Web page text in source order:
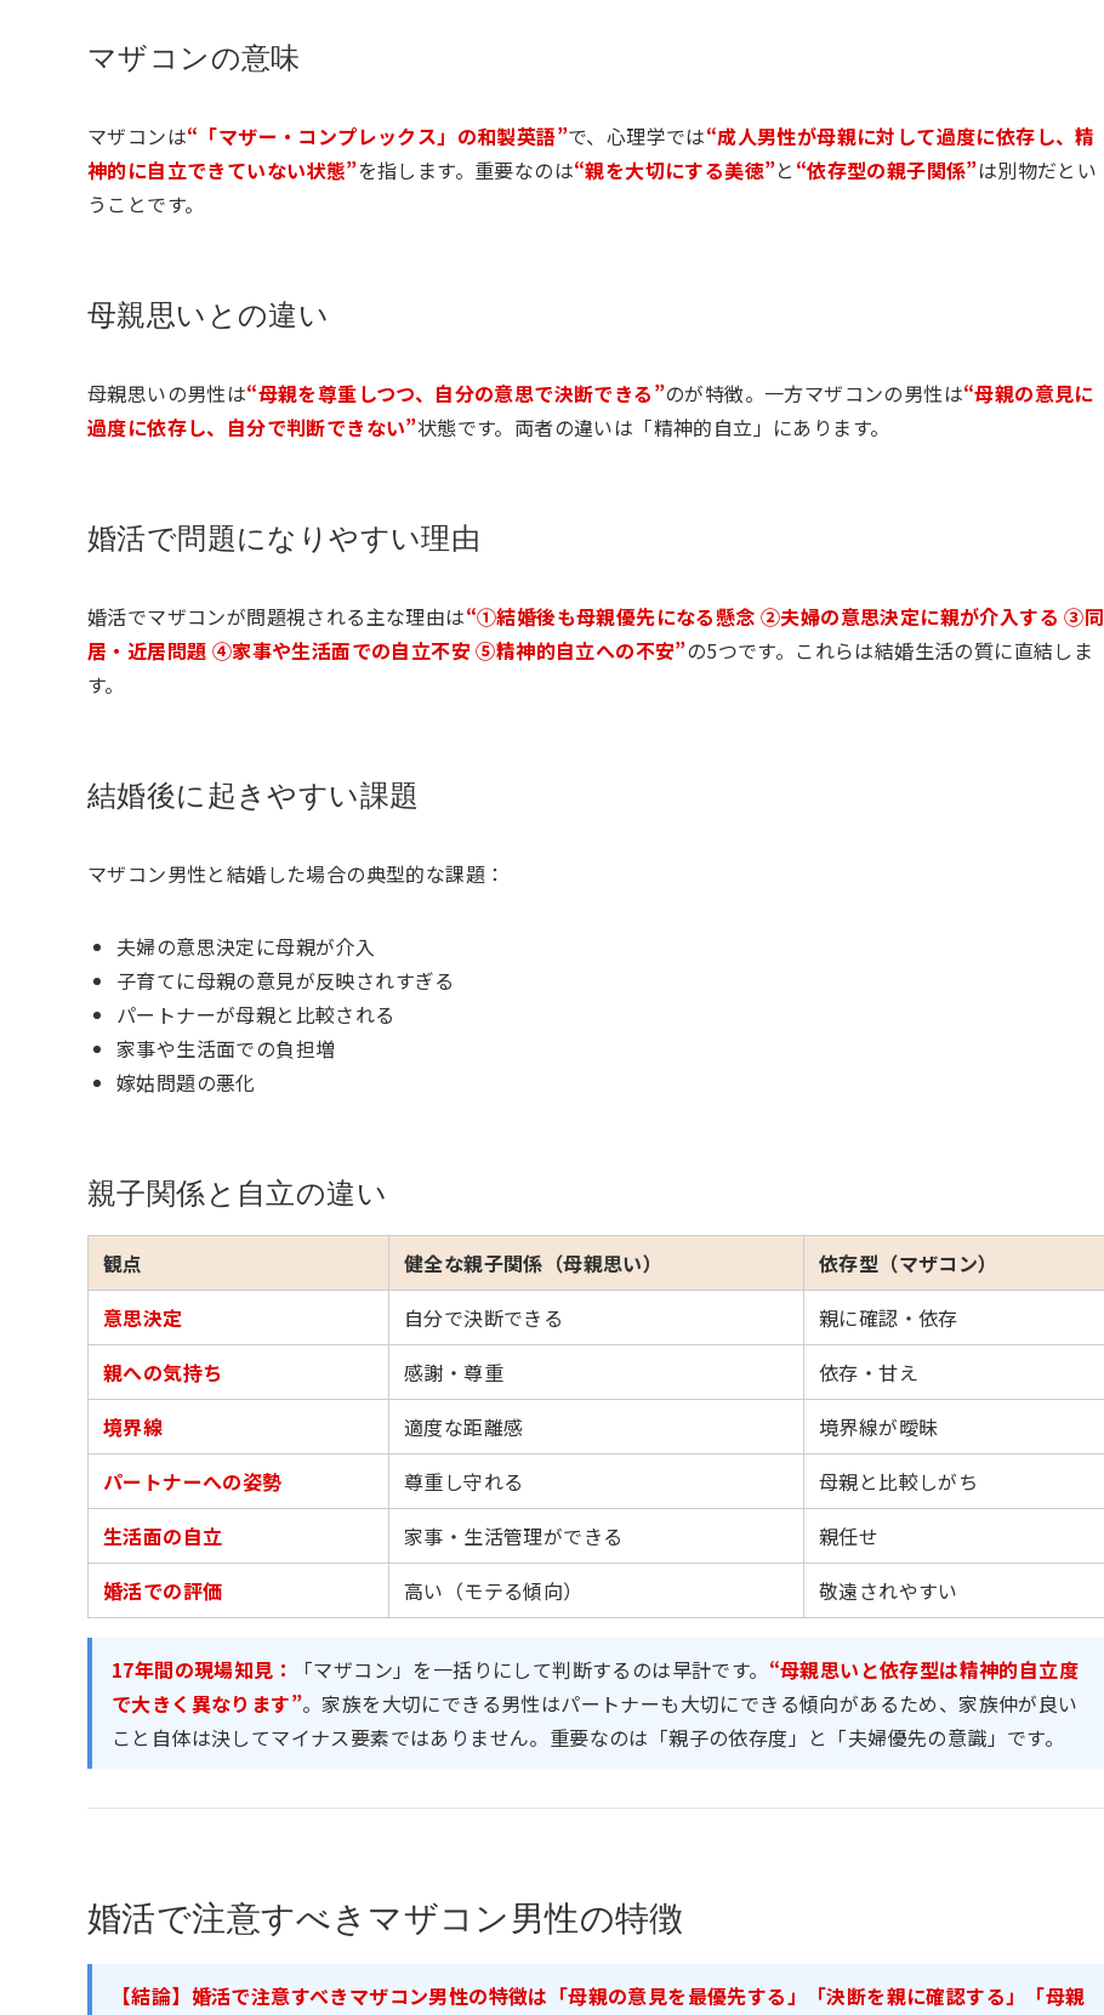
マザコンの意味
マザコンは“「マザー・コンプレックス」の和製英語”で、心理学では“成人男性が母親に対して過度に依存し、精
神的に自立できていない状態”を指します。重要なのは“親を大切にする美徳”と “依存型の親子関係”は別物だとい
うことです。
母親思いとの違い
母親思いの男性は“母親を尊重しつつ、自分の意思で決断できる”のが特徴。一方マザコンの男性は“母親の意見に
過度に依存し、自分で判断できない”状態です。両者の違いは「精神的自立」にあります。
婚活で問題になりやすい理由
婚活でマザコンが問題視される主な理由は“①結婚後も母親優先になる懸念 ②夫婦の意思決定に親が介入する ③同
居・近居問題 ④家事や生活面での自立不安 ⑤精神的自立への不安”の5つです。これらは結婚生活の質に直結しま
す。
結婚後に起きやすい課題
マザコン男性と結婚した場合の典型的な課題：
夫婦の意思決定に母親が介入
子育てに母親の意見が反映されすぎる
パートナーが母親と比較される
家事や生活面での負担増
嫁姑問題の悪化
親子関係と自立の違い
観点 健全な親子関係（母親思い）
依存型（マザコン）
意思決定
自分で決断できる
親に確認・依存
親への気持ち
感謝・尊重
依存・甘え
境界線
適度な距離感
境界線が曖昧
パートナーへの姿勢
尊重し守れる
母親と比較しがち
生活面の自立
家事・生活管理ができる
親任せ
婚活での評価
高い（モテる傾向） 敬遠されやすい
17年間の現場知見： 「マザコン」を一括りにして判断するのは早計です。 “母親思いと依存型は精神的自立度
で大きく異なります”。家族を大切にできる男性はパートナーも大切にできる傾向があるため、家族仲が良い
こと自体は決してマイナス要素ではありません。重要なのは「親子の依存度」と「夫婦優先の意識」です。
婚活で注意すべきマザコン男性の特徴
【結論】婚活で注意すべきマザコン男性の特徴は「母親の意見を最優先する」「決断を親に確認する」「母親